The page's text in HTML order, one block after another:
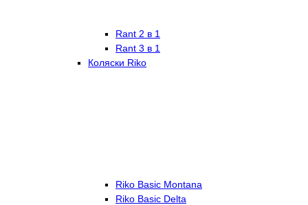
Rant 2 в 1
Rant 3 в 1
Коляски Riko
Riko Basic Montana
Riko Basic Delta